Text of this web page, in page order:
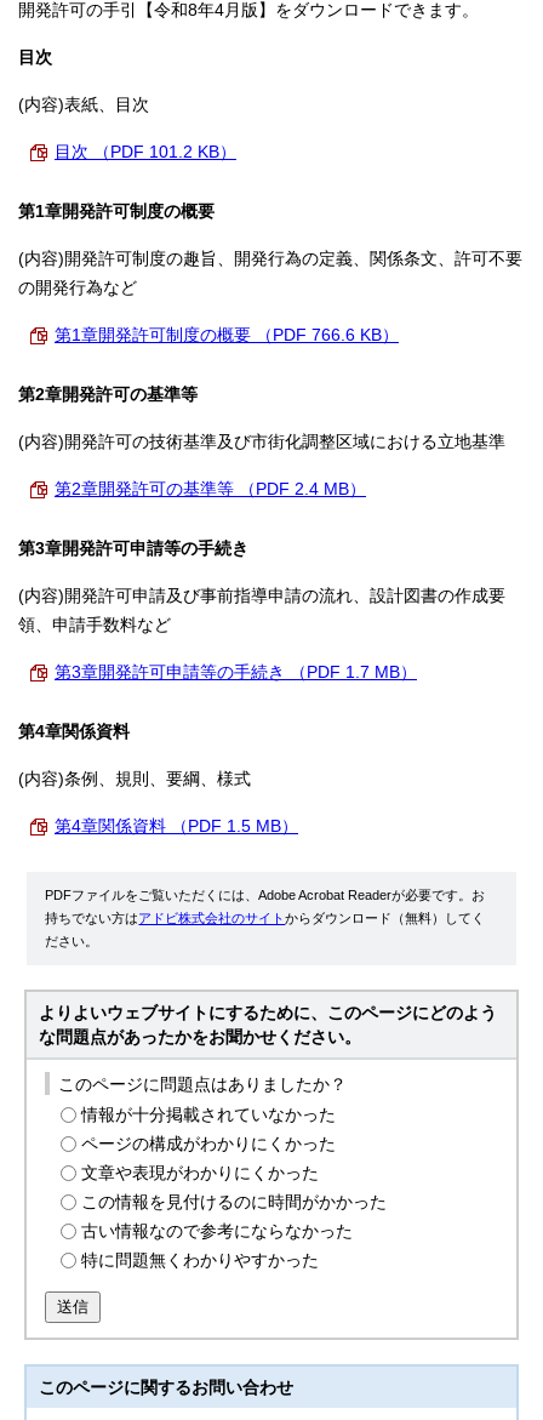
開発許可の手引【令和8年4月版】をダウンロードできます。
目次
(内容)表紙、目次
目次 （PDF 101.2 KB）
第1章開発許可制度の概要
(内容)開発許可制度の趣旨、開発行為の定義、関係条文、許可不要
の開発行為など
第1章開発許可制度の概要 （PDF 766.6 KB）
第2章開発許可の基準等
(内容)開発許可の技術基準及び市街化調整区域における立地基準
第2章開発許可の基準等 （PDF 2.4 MB）
第3章開発許可申請等の手続き
(内容)開発許可申請及び事前指導申請の流れ、設計図書の作成要
領、申請手数料など
第3章開発許可申請等の手続き （PDF 1.7 MB）
第4章関係資料
(内容)条例、規則、要綱、様式
第4章関係資料 （PDF 1.5 MB）
PDFファイルをご覧いただくには、Adobe Acrobat Readerが必要です。お
持ちでない方はアドビ株式会社のサイトからダウンロード（無料）してく
ださい。
よりよいウェブサイトにするために、このページにどのよう
な問題点があったかをお聞かせください。
このページに問題点はありましたか？
情報が十分掲載されていなかった
ページの構成がわかりにくかった
文章や表現がわかりにくかった
この情報を見付けるのに時間がかかった
古い情報なので参考にならなかった
特に問題無くわかりやすかった
送信
このページに関するお問い合わせ